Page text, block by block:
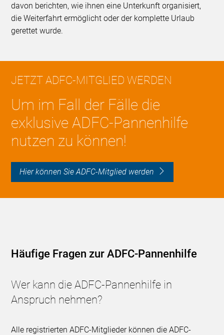
davon berichten, wie ihnen eine Unterkunft organisiert,
die Weiterfahrt ermöglicht oder der komplette Urlaub
gerettet wurde.
JETZT ADFC-MITGLIED WERDEN
Um im Fall der Fälle die
exklusive ADFC-Pannenhilfe
nutzen zu können!
Hier können Sie ADFC-Mitglied werden
Häufige Fragen zur ADFC-Pannenhilfe
Wer kann die ADFC-Pannenhilfe in
Anspruch nehmen?
Alle registrierten ADFC-Mitglieder können die ADFC-